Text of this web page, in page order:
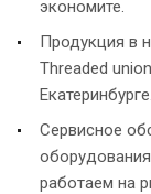
экономите.
Продукция в
Threaded
Екатеринбурге.
Сервисное
работаем на